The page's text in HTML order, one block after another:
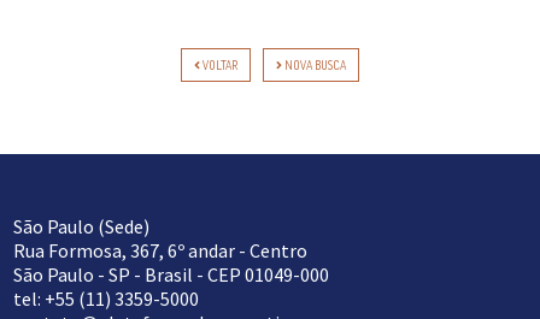
VOLTAR NOVA BUSCA
São Paulo (Sede)
Rua Formosa, 367, 6º andar - Centro
São Paulo - SP - Brasil - CEP 01049-000
tel: +55 (11) 3359-5000